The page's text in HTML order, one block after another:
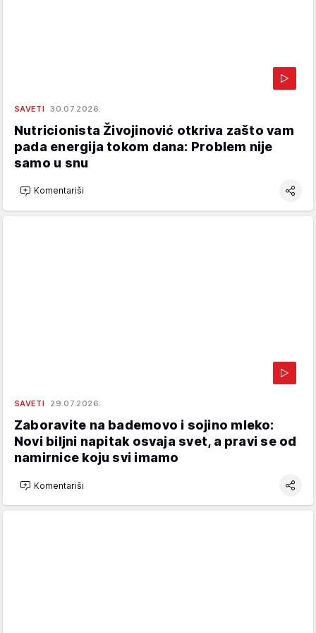
SAVETI 30.07.2026.
Nutricionista Živojinović otkriva zašto vam
pada energija tokom dana: Problem nije
samo u snu
Komentariši
SAVETI 29.07.2026.
Zaboravite na bademovo i sojino mleko:
Novi biljni napitak osvaja svet, a pravi se od
namirnice koju svi imamo
Komentariši